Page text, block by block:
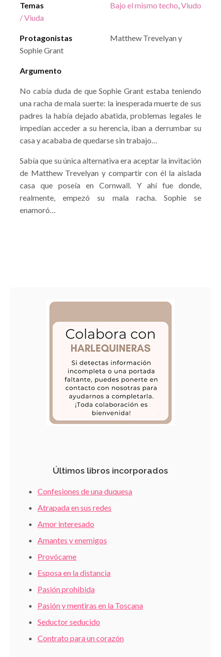
Temas Bajo el mismo techo,Viudo
/ Viuda
Protagonistas
Matthew Trevelyan y
Sophie Grant
Argumento
No cabía duda de que Sophie Grant estaba teniendo
una racha de mala suerte: la inesperada muerte de sus
padres la había dejado abatida, problemas legales le
impedían acceder a su herencia, iban a derrumbar su
casa y acababa de quedarse sin trabajo…
Sabía que su única alternativa era aceptar la invitación
de Matthew Trevelyan y compartir con él la aislada
casa que poseía en Cornwall. Y ahí fue donde,
realmente, empezó su mala racha. Sophie se
enamoró…
Últimos libros incorporados
Confesiones de una duquesa
Atrapada en sus redes
Amor interesado
Amantes y enemigos
Provócame
Esposa en la distancia
Pasión prohibida
Pasión y mentiras en la Toscana
Seductor seducido
Contrato para un corazón